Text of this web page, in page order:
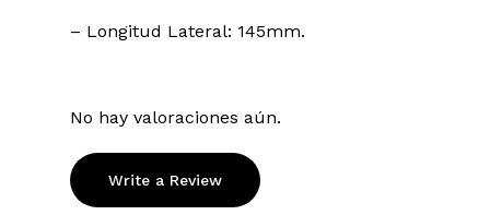
– Longitud Lateral: 145mm.
No hay valoraciones aún.
Write a Review